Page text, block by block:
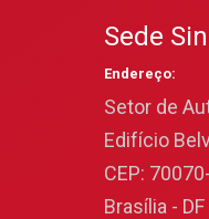
Sede
Endereço:
Setor de
Edifício
CEP:
Brasília - DF